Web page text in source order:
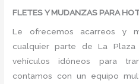
FLETES Y MUDANZAS PARA
Le ofrecemos acarreos y
cualquier parte de La
vehículos idóneos para
contamos con un equipo